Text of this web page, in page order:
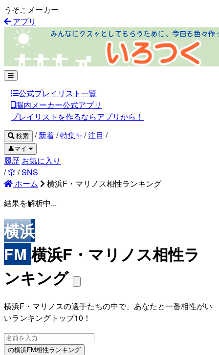
うそこメーカー
アプリ
公式プレイリスト一覧
脳内メーカー公式アプリ
プレイリストを作るならアプリから！
検索 / 新着/特集✨ /注目 /
👤マイ
履歴 お気に入り
/🎲 /SNS
ホーム
横浜F・マリノス相性ランキング
結果を解析中...
横浜
FM 横浜F・マリノス相性ラ
ンキング
横浜F・マリノスの選手たちの中で、あなたと一番相性がい
いランキングトップ10！
の横浜FM相性ランキング